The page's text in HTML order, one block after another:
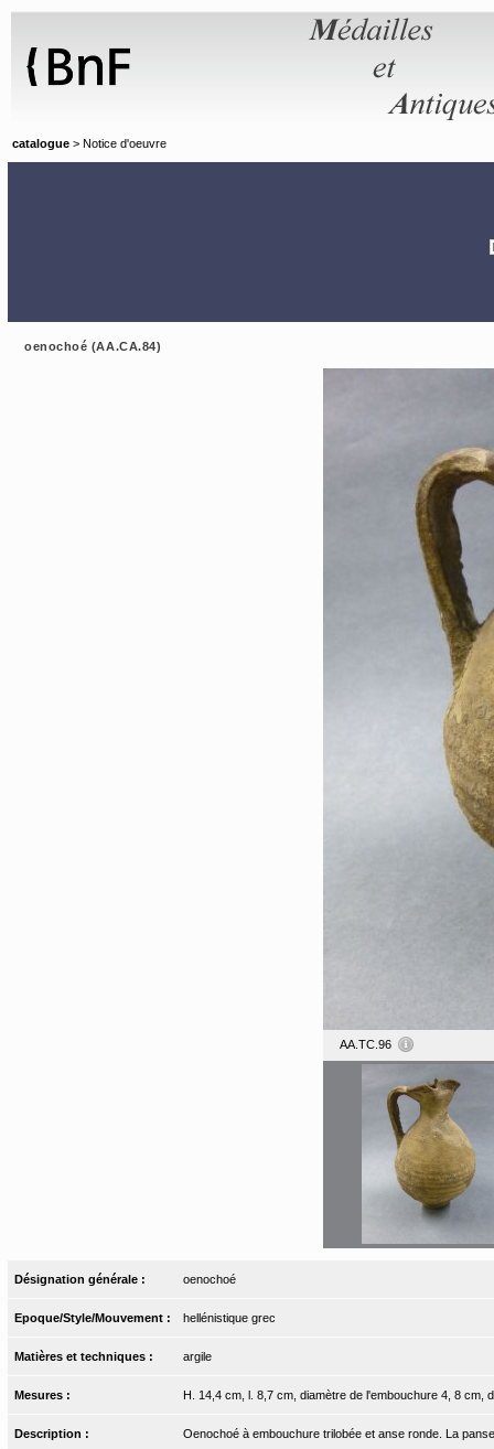
catalogue > Notice d'oeuvre
oenochoé (AA.CA.84)
AA.TC.96
Désignation générale : oenochoé
Epoque/Style/Mouvement : hellénistique grec
Matières et techniques : argile
Mesures : H. 14,4 cm, l. 8,7 cm, diamètre de l'embouchure 4, 8 cm,
Description : Oenochoé à embouchure trilobée et anse ronde. La